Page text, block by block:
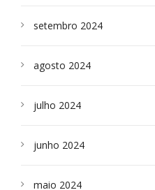
setembro 2024
agosto 2024
julho 2024
junho 2024
maio 2024